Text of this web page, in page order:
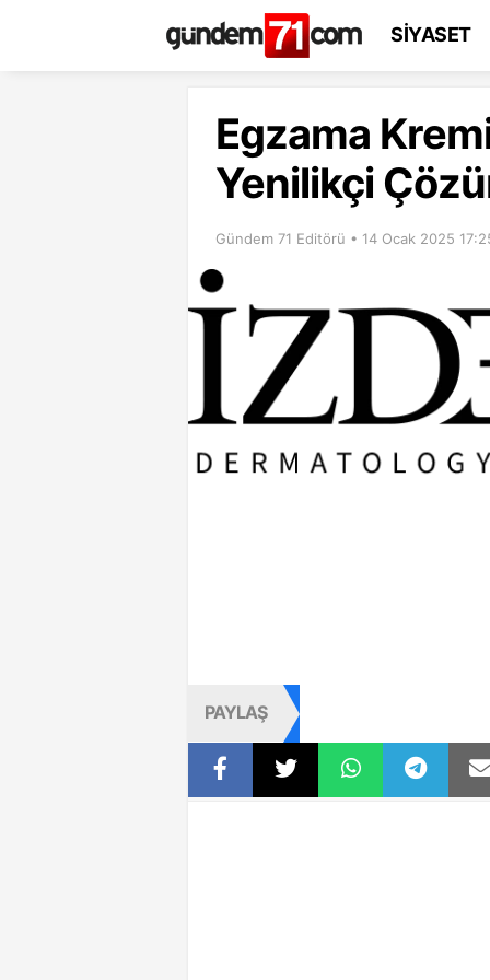
SİYASET
Egzama
Yenilikçi
Gündem 71 Editörü • 14 Ocak 2025
PAYLAŞ